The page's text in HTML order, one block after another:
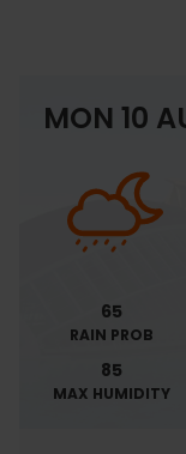
MON 10
65
RAIN PROB
85
MAX HUMIDITY